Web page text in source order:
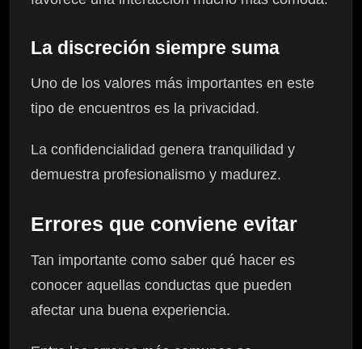
La discreción siempre suma
Uno de los valores más importantes en este
tipo de encuentros es la privacidad.
La confidencialidad genera tranquilidad y
demuestra profesionalismo y madurez.
Errores que conviene evitar
Tan importante como saber qué hacer es
conocer aquellas conductas que pueden
afectar una buena experiencia.